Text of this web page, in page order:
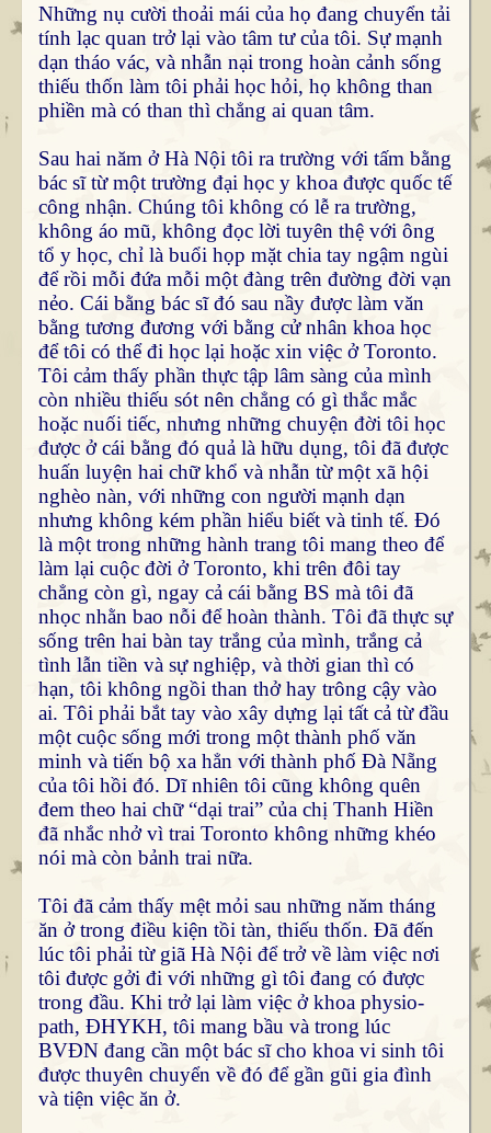
Những nụ cười thoải mái của họ đang chuyển tải
tính lạc quan trở lại vào tâm tư của tôi. Sự mạnh
dạn tháo vác, và nhẫn nại trong hoàn cảnh sống
thiếu thốn làm tôi phải học hỏi, họ không than
phiền mà có than thì chẳng ai quan tâm.
Sau hai năm ở Hà Nội tôi ra trường với tấm bằng
bác sĩ từ một trường đại học y khoa được quốc tế
công nhận. Chúng tôi không có lễ ra trường,
không áo mũ, không đọc lời tuyên thệ với ông
tổ y học, chỉ là buổi họp mặt chia tay ngậm ngùi
để rồi mỗi đứa mỗi một đàng trên đường đời vạn
nẻo. Cái bằng bác sĩ đó sau nầy được làm văn
bằng tương đương với bằng cử nhân khoa học
để tôi có thể đi học lại hoặc xin việc ở Toronto.
Tôi cảm thấy phần thực tập lâm sàng của mình
còn nhiều thiếu sót nên chẳng có gì thắc mắc
hoặc nuối tiếc, nhưng những chuyện đời tôi học
được ở cái bằng đó quả là hữu dụng, tôi đã được
huấn luyện hai chữ khổ và nhẫn từ một xã hội
nghèo nàn, với những con người mạnh dạn
nhưng không kém phần hiểu biết và tinh tế. Đó
là một trong những hành trang tôi mang theo để
làm lại cuộc đời ở Toronto, khi trên đôi tay
chẳng còn gì, ngay cả cái bằng BS mà tôi đã
nhọc nhằn bao nỗi để hoàn thành. Tôi đã thực sự
sống trên hai bàn tay trắng của mình, trắng cả
tình lẫn tiền và sự nghiệp, và thời gian thì có
hạn, tôi không ngồi than thở hay trông cậy vào
ai. Tôi phải bắt tay vào xây dựng lại tất cả từ đầu
một cuộc sống mới trong một thành phố văn
minh và tiến bộ xa hẳn với thành phố Đà Nẵng
của tôi hồi đó. Dĩ nhiên tôi cũng không quên
đem theo hai chữ “dại trai” của chị Thanh Hiền
đã nhắc nhở vì trai Toronto không những khéo
nói mà còn bảnh trai nữa.
Tôi đã cảm thấy mệt mỏi sau những năm tháng
ăn ở trong điều kiện tồi tàn, thiếu thốn. Đã đến
lúc tôi phải từ giã Hà Nội để trở về làm việc nơi
tôi được gởi đi với những gì tôi đang có được
trong đầu. Khi trở lại làm việc ở khoa physio-
path, ĐHYKH, tôi mang bầu và trong lúc
BVĐN đang cần một bác sĩ cho khoa vi sinh tôi
được thuyên chuyển về đó để gần gũi gia đình
và tiện việc ăn ở.